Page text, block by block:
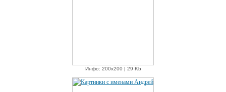
Инфо: 200х200 | 29 Kb